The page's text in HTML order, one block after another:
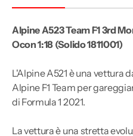
Alpine A523 Team F1 3rd
Ocon 1:18 (Solido 1811001)
L'Alpine A521 è una vettura
Alpine F1 Team per
di Formula 1 2021.
La vettura è una stretta